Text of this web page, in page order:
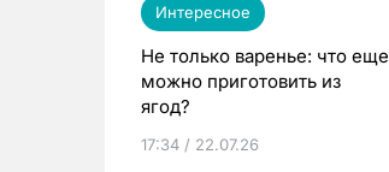
Интересное
Не только варенье: что еще
можно приготовить из
ягод?
17:34 / 22.07.26